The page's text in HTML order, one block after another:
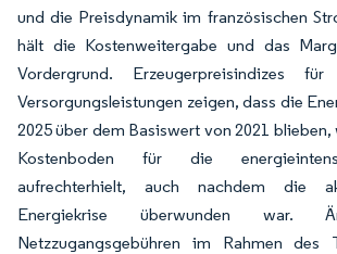
und die Preisdynamik im französischen
hält die Kostenweitergabe und das
Vordergrund. Erzeugerpreisindizes für
Versorgungsleistungen zeigen, dass die
2025 über dem Basiswert von 2021 blieben,
Kostenboden für die
aufrechterhielt, auch nachdem die
Energiekrise überwunden war.
Netzzugangsgebühren im Rahmen des